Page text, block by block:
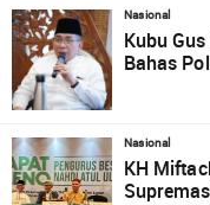
Nasional
Kubu
Bahas
Nasional
KH